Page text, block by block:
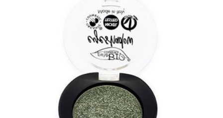
Salini e Multivitaminici: oggi Sconto extra fino al
50%!